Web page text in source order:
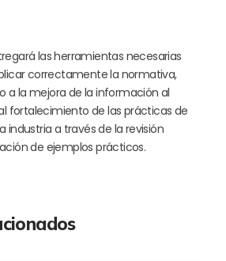
las herramientas necesarias
correctamente la normativa,
a la mejora de la información al
fortalecimiento de las prácticas de
industria a través de la revisión
de ejemplos prácticos.